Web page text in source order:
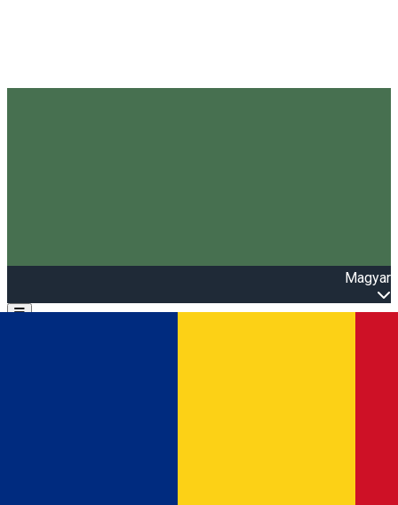
Magyar
Open main menu